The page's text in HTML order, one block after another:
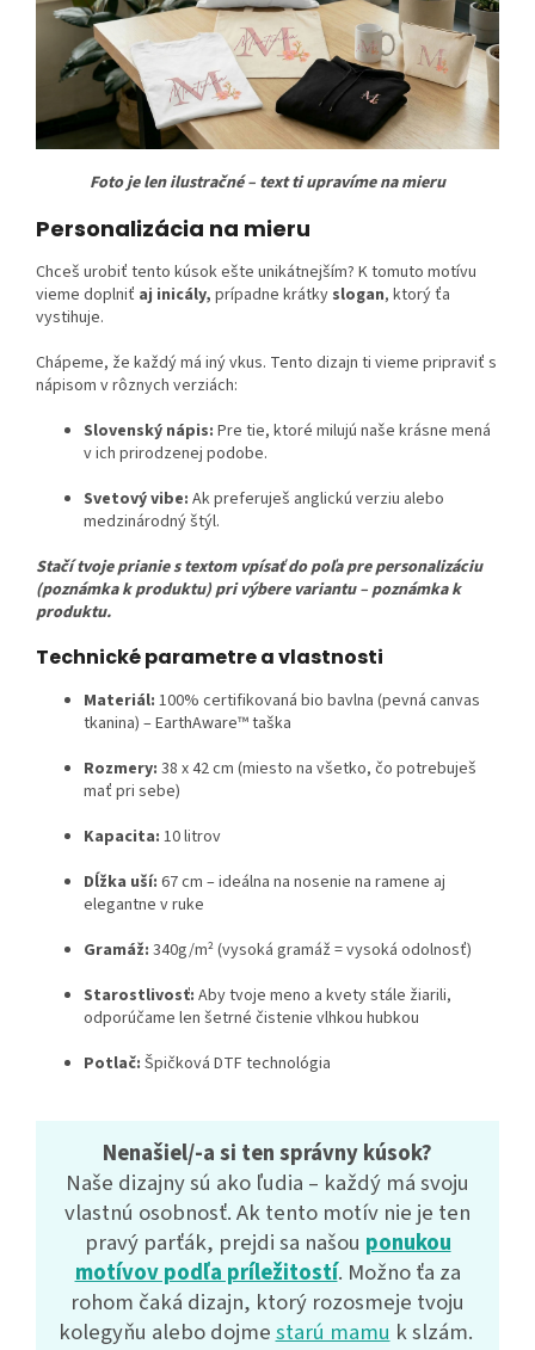
Foto je len ilustračné – text ti upravíme na mieru
Personalizácia na mieru
Chceš urobiť tento kúsok ešte unikátnejším? K tomuto motívu
vieme doplniť aj inicály, prípadne krátky slogan, ktorý ťa
vystihuje.
Chápeme, že každý má iný vkus. Tento dizajn ti vieme pripraviť s
nápisom v rôznych verziách:
Slovenský nápis: Pre tie, ktoré milujú naše krásne mená
v ich prirodzenej podobe.
Svetový vibe: Ak preferuješ anglickú verziu alebo
medzinárodný štýl.
Stačí tvoje prianie s textom vpísať do poľa pre personalizáciu
(poznámka k produktu) pri výbere variantu – poznámka k
produktu.
Technické parametre a vlastnosti
Materiál: 100% certifikovaná bio bavlna (pevná canvas
tkanina) – EarthAware™ taška
Rozmery: 38 x 42 cm (miesto na všetko, čo potrebuješ
mať pri sebe)
Kapacita: 10 litrov
Dĺžka uší: 67 cm – ideálna na nosenie na ramene aj
elegantne v ruke
Gramáž: 340g/m² (vysoká gramáž = vysoká odolnosť)
Starostlivosť: Aby tvoje meno a kvety stále žiarili,
odporúčame len šetrné čistenie vlhkou hubkou
Potlač: Špičková DTF technológia
Nenašiel/-a si ten správny kúsok?
Naše dizajny sú ako ľudia – každý má svoju
vlastnú osobnosť. Ak tento motív nie je ten
pravý parťák, prejdi sa našou ponukou
motívov podľa príležitostí. Možno ťa za
rohom čaká dizajn, ktorý rozosmeje tvoju
kolegyňu alebo dojmestarú mamuk slzám.